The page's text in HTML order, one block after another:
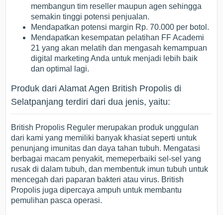
membangun tim reseller maupun agen sehingga
semakin tinggi potensi penjualan.
Mendapatkan potensi margin Rp. 70.000 per botol.
Mendapatkan kesempatan pelatihan FF Academi
21 yang akan melatih dan mengasah kemampuan
digital marketing Anda untuk menjadi lebih baik
dan optimal lagi.
Produk dari Alamat Agen British Propolis di
Selatpanjang terdiri dari dua jenis, yaitu:
British Propolis Reguler merupakan produk unggulan
dari kami yang memiliki banyak khasiat seperti untuk
penunjang imunitas dan daya tahan tubuh. Mengatasi
berbagai macam penyakit, memeperbaiki sel-sel yang
rusak di dalam tubuh, dan membentuk imun tubuh untuk
mencegah dari paparan bakteri atau virus. British
Propolis juga dipercaya ampuh untuk membantu
pemulihan pasca operasi.